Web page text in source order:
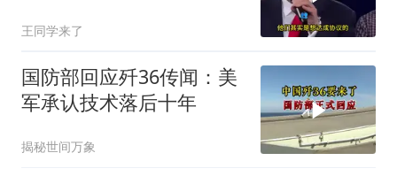
王同学来了
国防部回应歼36传闻：美
军承认技术落后十年
揭秘世间万象